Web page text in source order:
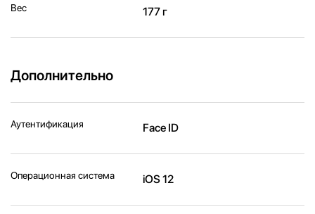
Вес 177 г
Дополнительно
Аутентификация Face ID
Операционная система iOS 12